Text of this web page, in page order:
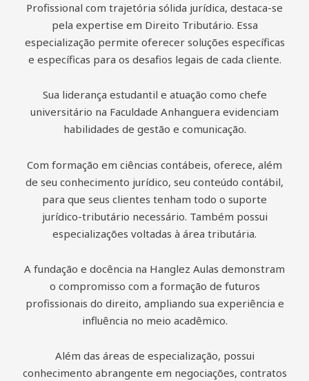
Profissional com trajetória sólida jurídica, destaca-se
pela expertise em Direito Tributário. Essa
especialização permite oferecer soluções específicas
e específicas para os desafios legais de cada cliente.
Sua liderança estudantil e atuação como chefe
universitário na Faculdade Anhanguera evidenciam
habilidades de gestão e comunicação.
Com formação em ciências contábeis, oferece, além
de seu conhecimento jurídico, seu conteúdo contábil,
para que seus clientes tenham todo o suporte
jurídico-tributário necessário. Também possui
especializações voltadas à área tributária.
A fundação e docência na Hanglez Aulas demonstram
o compromisso com a formação de futuros
profissionais do direito, ampliando sua experiência e
influência no meio acadêmico.
Além das áreas de especialização, possui
conhecimento abrangente em negociações, contratos